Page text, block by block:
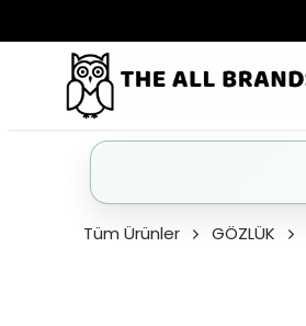
Tüm Ürünler GÖZLÜK